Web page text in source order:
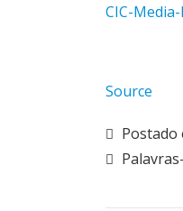
CIC-Media-
Source
Postado